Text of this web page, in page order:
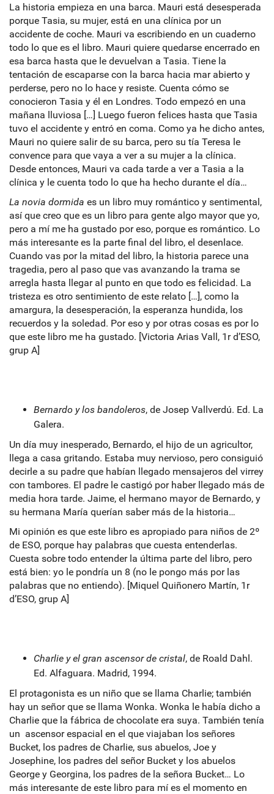
La historia empieza en una barca. Mauri está desesperada
porque Tasia, su mujer, está en una clínica por un
accidente de coche. Mauri va escribiendo en un cuaderno
todo lo que es el libro. Mauri quiere quedarse encerrado en
esa barca hasta que le devuelvan a Tasia. Tiene la
tentación de escaparse con la barca hacia mar abierto y
perderse, pero no lo hace y resiste. Cuenta cómo se
conocieron Tasia y él en Londres. Todo empezó en una
mañana lluviosa […] Luego fueron felices hasta que Tasia
tuvo el accidente y entró en coma. Como ya he dicho antes,
Mauri no quiere salir de su barca, pero su tía Teresa le
convence para que vaya a ver a su mujer a la clínica.
Desde entonces, Mauri va cada tarde a ver a Tasia a la
clínica y le cuenta todo lo que ha hecho durante el día…
La novia dormida es un libro muy romántico y sentimental,
así que creo que es un libro para gente algo mayor que yo,
pero a mí me ha gustado por eso, porque es romántico. Lo
más interesante es la parte final del libro, el desenlace.
Cuando vas por la mitad del libro, la historia parece una
tragedia, pero al paso que vas avanzando la trama se
arregla hasta llegar al punto en que todo es felicidad. La
tristeza es otro sentimiento de este relato […], como la
amargura, la desesperación, la esperanza hundida, los
recuerdos y la soledad. Por eso y por otras cosas es por lo
que este libro me ha gustado. [Victoria Arias Vall, 1r d’ESO,
grup A]
Bernardo y los bandoleros, de Josep Vallverdú. Ed. La
Galera.
Un día muy inesperado, Bernardo, el hijo de un agricultor,
llega a casa gritando. Estaba muy nervioso, pero consiguió
decirle a su padre que habían llegado mensajeros del virrey
con tambores. El padre le castigó por haber llegado más de
media hora tarde. Jaime, el hermano mayor de Bernardo, y
su hermana María querían saber más de la historia…
Mi opinión es que este libro es apropiado para niños de 2º
de ESO, porque hay palabras que cuesta entenderlas.
Cuesta sobre todo entender la última parte del libro, pero
está bien: yo le pondría un 8 (no le pongo más por las
palabras que no entiendo). [Miquel Quiñonero Martín, 1r
d’ESO, grup A]
Charlie y el gran ascensor de cristal, de Roald Dahl.
Ed. Alfaguara. Madrid, 1994.
El protagonista es un niño que se llama Charlie; también
hay un señor que se llama Wonka. Wonka le había dicho a
Charlie que la fábrica de chocolate era suya. También tenía
un ascensor espacial en el que viajaban los señores
Bucket, los padres de Charlie, sus abuelos, Joe y
Josephine, los padres del señor Bucket y los abuelos
George y Georgina, los padres de la señora Bucket… Lo
más interesante de este libro para mí es el momento en